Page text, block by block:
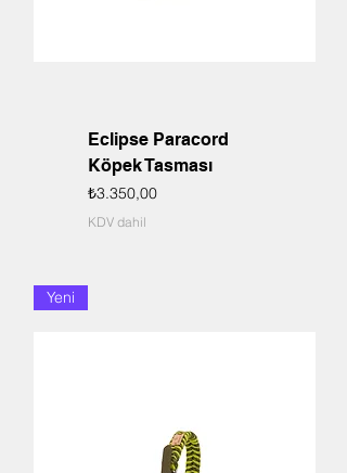
Eclipse Paracord
Köpek Tasması
Fiyat
₺3.350,00
KDV dahil
Yeni